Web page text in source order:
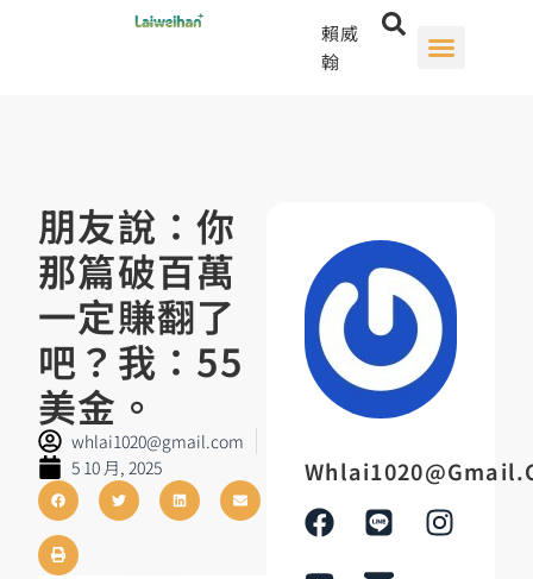
賴威
翰
朋友說：你
那篇破百萬
一定賺翻了
吧？我：55
美金。
whlai1020@gmail.com
5 10 月, 2025